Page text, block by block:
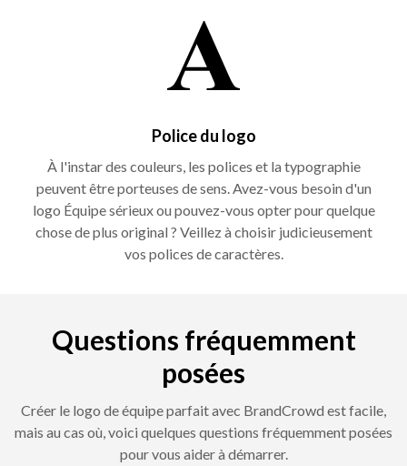
Police du logo
À l'instar des couleurs, les polices et la typographie
peuvent être porteuses de sens. Avez-vous besoin d'un
logo Équipe sérieux ou pouvez-vous opter pour quelque
chose de plus original ? Veillez à choisir judicieusement
vos polices de caractères.
Questions fréquemment
posées
Créer le logo de équipe parfait avec BrandCrowd est facile,
mais au cas où, voici quelques questions fréquemment posées
pour vous aider à démarrer.